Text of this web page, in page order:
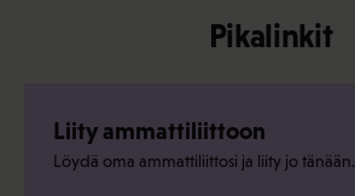
Pikalinkit
Liity ammattiliittoon
Löydä oma ammattiliittosi ja liity jo tänään.